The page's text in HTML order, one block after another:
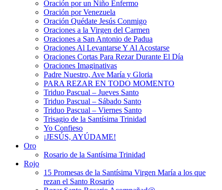
Oración por un Niño Enfermo
Oración por Venezuela
Oración Quédate Jesús Conmigo
Oraciones a la Virgen del Carmen
Oraciones a San Antonio de Padua
Oraciones Al Levantarse Y Al Acostarse
Oraciones Cortas Para Rezar Durante El Día
Oraciones Imaginativas
Padre Nuestro, Ave María y Gloria
PARA REZAR EN TODO MOMENTO
Triduo Pascual – Jueves Santo
Triduo Pascual – Sábado Santo
Triduo Pascual – Viernes Santo
Trisagio de la Santísima Trinidad
Yo Confieso
¡JESÚS, AYÚDAME!
Oro
Rosario de la Santísima Trinidad
Rojo
15 Promesas de la Santísima Virgen María a los que
rezan el Santo Rosario